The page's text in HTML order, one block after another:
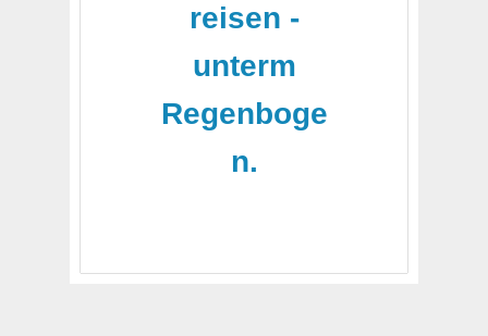
reisen -
unterm
Regenboge
n.